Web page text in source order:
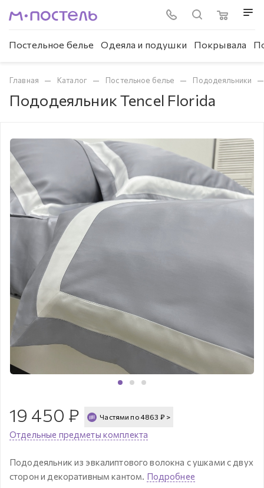
Постельное белье Одеяла и подушки Покрывала
Главная — Каталог — Постельное белье — Пододеяльники —
Пододеяльник Tencel Florida
19 450 ₽ Частями по 4863 ₽ >
Отдельные предметы комплекта
Пододеяльник из эвкалиптового волокна с ушками с двух
сторон и декоративным кантом. Подробнее